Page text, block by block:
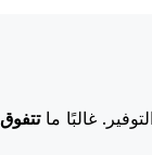
غالبًا ماتتفوق